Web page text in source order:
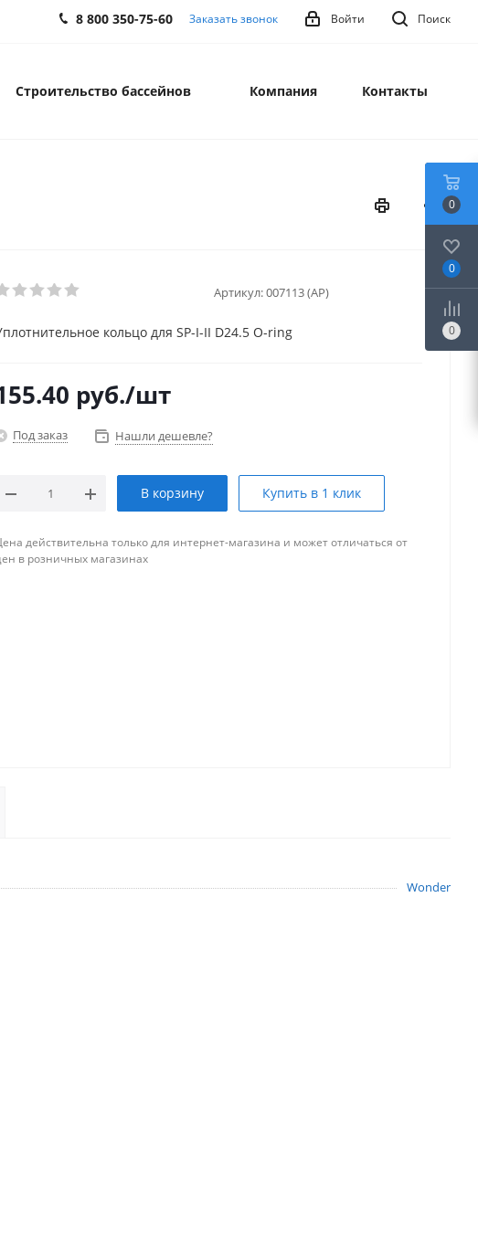
Поиск
Войти
8 800 350-75-60 Заказать звонок
Строительство бассейнов Компания Контакты
Артикул:007113 (AP)
кольцо для SP-I-II D24.5 O-ring
руб./шт
Под заказ Нашли дешевле?
В корзину Купить в 1 клик
действительна только для интернет-магазина и может отличаться от
в розничных магазинах
Wonder
0
0
0